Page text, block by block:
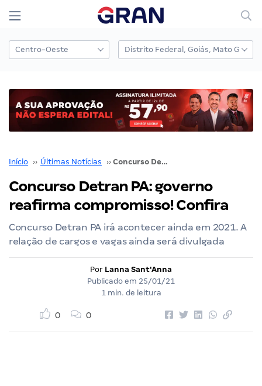
Início ›› Últimas Notícias ›› Concurso Detran PA: governo reafirma compromisso! Confira
Concurso Detran PA: governo
reafirma compromisso! Confira
Concurso Detran PA irá acontecer ainda em 2021. A
relação de cargos e vagas ainda será divulgada
Por Lanna Sant'Anna
Publicado em 25/01/21
1 min. de leitura
0 0